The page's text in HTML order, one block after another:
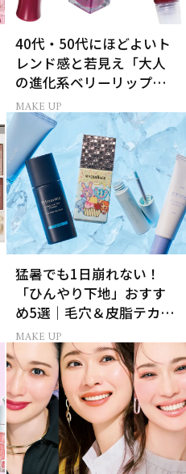
40代・50代にほどよいト
レンド感と若見え「大人
の進化系ベリーリップ」6
選
MAKE UP
猛暑でも1日崩れない！
「ひんやり下地」おすす
め5選｜毛穴＆皮脂テカリ
対策
MAKE UP